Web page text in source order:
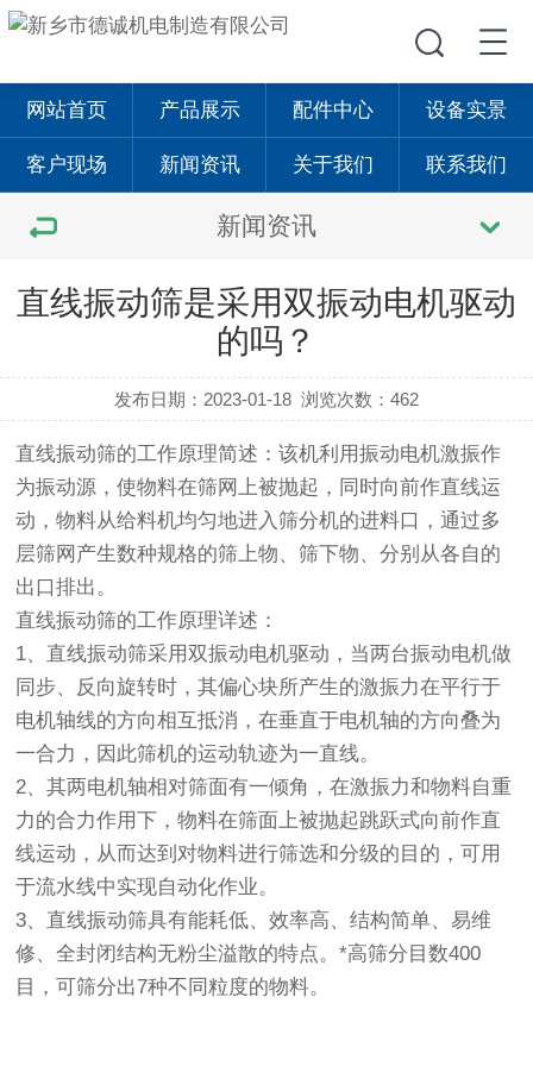
网站首页 产品展示 配件中心 设备实景
客户现场 新闻资讯 关于我们 联系我们
新闻资讯
直线振动筛是采用双振动电机驱动
的吗？
发布日期：2023-01-18 浏览次数：462
直线振动筛的工作原理简述：该机利用振动电机激振作
为振动源，使物料在筛网上被抛起，同时向前作直线运
动，物料从给料机均匀地进入筛分机的进料口，通过多
层筛网产生数种规格的筛上物、筛下物、分别从各自的
出口排出。
直线振动筛的工作原理详述：
1、直线振动筛采用双振动电机驱动，当两台振动电机做
同步、反向旋转时，其偏心块所产生的激振力在平行于
电机轴线的方向相互抵消，在垂直于电机轴的方向叠为
一合力，因此筛机的运动轨迹为一直线。
2、其两电机轴相对筛面有一倾角，在激振力和物料自重
力的合力作用下，物料在筛面上被抛起跳跃式向前作直
线运动，从而达到对物料进行筛选和分级的目的，可用
于流水线中实现自动化作业。
3、直线振动筛具有能耗低、效率高、结构简单、易维
修、全封闭结构无粉尘溢散的特点。*高筛分目数400
目，可筛分出7种不同粒度的物料。